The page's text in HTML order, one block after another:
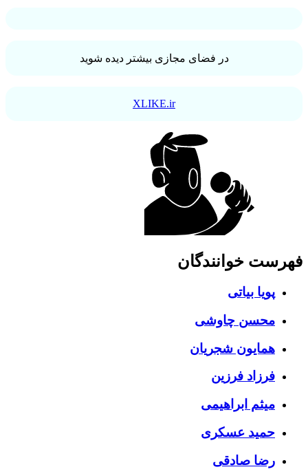
در فضای مجازی بیشتر دیده شوید
XLIKE.ir
خوانندگان
پویا بیاتی
محسن چاوشی
همایون شجریان
فرزاد فرزین
میثم ابراهیمی
حمید عسکری
رضا صادقی